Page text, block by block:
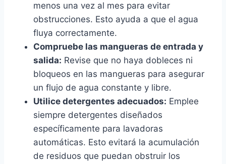
menos una vez al mes para evitar
obstrucciones. Esto ayuda a que el agua
fluya correctamente.
Compruebe las mangueras de entrada y
salida: Revise que no haya dobleces ni
bloqueos en las mangueras para asegurar
un flujo de agua constante y libre.
Utilice detergentes adecuados: Emplee
siempre detergentes diseñados
específicamente para lavadoras
automáticas. Esto evitará la acumulación
de residuos que puedan obstruir los